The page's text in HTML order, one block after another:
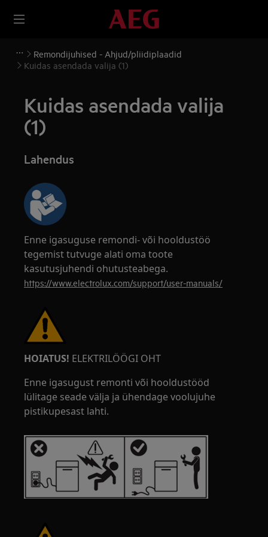
Remondijuhised - Ahjud/pliidiplaadid
Kuidas asendada valija (1)
Kuidas asendada valija
(1)
Lahendus
Enne igasuguse remondi- või hooldustöö
tegemist tutvuge alati oma toote
kasutusjuhendi ohutusteabega.
https://www.electrolux.com/support/user-manuals/
HOIATUS! ELEKTRILÖÖGI OHT
Enne igasugust remonti või hooldustööd
lülitage seade välja ja ühendage voolujuhe
pistikupesast lahti.